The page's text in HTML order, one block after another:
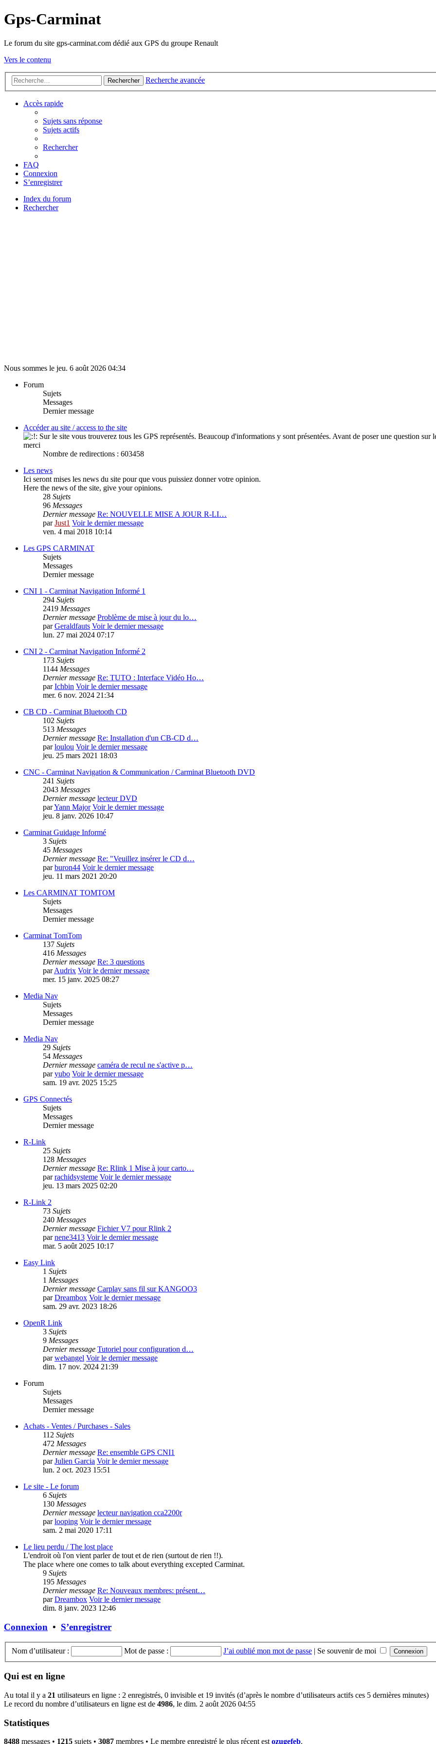
Gps-Carminat
Le forum du site gps-carminat.com dédié aux GPS du groupe Renault
Vers le contenu
Rechercher Recherche avancée
Accès rapide
Sujets sans réponse
Sujets actifs
Rechercher
FAQ
Connexion
S’enregistrer
Index du forum
Rechercher
Nous sommes le jeu. 6 août 2026 04:34
Forum
Sujets
Messages
Dernier message
Accéder au site / access to the site
Sur le site vous trouverez tous les GPS représentés. Beaucoup d'informations y sont présentées. Avant de poser une question sur
merci
Nombre de redirections : 603458
Les news
Ici seront mises les news du site pour que vous puissiez donner votre opinion.
Here the news of the site, give your opinions.
28 Sujets
96 Messages
Dernier message Re: NOUVELLE MISE A JOUR R-LI…
parJust1 Voir le dernier message
ven. 4 mai 2018 10:14
Les GPS CARMINAT
Sujets
Messages
Dernier message
CNI 1 - Carminat Navigation Informé 1
294 Sujets
2419 Messages
Dernier message Problème de mise à jour du lo…
parGeraldfauts Voir le dernier message
lun. 27 mai 2024 07:17
CNI 2 - Carminat Navigation Informé 2
173 Sujets
1144 Messages
Dernier message Re: TUTO : Interface Vidéo Ho…
parIchbin Voir le dernier message
mer. 6 nov. 2024 21:34
CB CD - Carminat Bluetooth CD
102 Sujets
513 Messages
Dernier message Re: Installation d'un CB-CD d…
parloulou Voir le dernier message
jeu. 25 mars 2021 18:03
CNC - Carminat Navigation & Communication / Carminat Bluetooth DVD
241 Sujets
2043 Messages
Dernier message lecteur DVD
parYann Major Voir le dernier message
jeu. 8 janv. 2026 10:47
Carminat Guidage Informé
3 Sujets
45 Messages
Dernier message Re: "Veuillez insérer le CD d…
parburon44 Voir le dernier message
jeu. 11 mars 2021 20:20
Les CARMINAT TOMTOM
Sujets
Messages
Dernier message
Carminat TomTom
137 Sujets
416 Messages
Dernier message Re: 3 questions
parAudrix Voir le dernier message
mer. 15 janv. 2025 08:27
Media Nav
Sujets
Messages
Dernier message
Media Nav
29 Sujets
54 Messages
Dernier message caméra de recul ne s'active p…
paryubo Voir le dernier message
sam. 19 avr. 2025 15:25
GPS Connectés
Sujets
Messages
Dernier message
R-Link
25 Sujets
128 Messages
Dernier message Re: Rlink 1 Mise à jour carto…
parrachidsysteme Voir le dernier message
jeu. 13 mars 2025 02:20
R-Link 2
73 Sujets
240 Messages
Dernier message Fichier V7 pour Rlink 2
parnene3413 Voir le dernier message
mar. 5 août 2025 10:17
Easy Link
1 Sujets
1 Messages
Dernier message Carplay sans fil sur KANGOO3
parDreambox Voir le dernier message
sam. 29 avr. 2023 18:26
OpenR Link
3 Sujets
9 Messages
Dernier message Tutoriel pour configuration d…
parwebangel Voir le dernier message
dim. 17 nov. 2024 21:39
Forum
Sujets
Messages
Dernier message
Achats - Ventes / Purchases - Sales
112 Sujets
472 Messages
Dernier message Re: ensemble GPS CNI1
parJulien Garcia Voir le dernier message
lun. 2 oct. 2023 15:51
Le site - Le forum
6 Sujets
130 Messages
Dernier message lecteur navigation cca2200r
parlooping Voir le dernier message
sam. 2 mai 2020 17:11
Le lieu perdu / The lost place
L'endroit où l'on vient parler de tout et de rien (surtout de rien !!).
The place where one comes to talk about everything excepted Carminat.
9 Sujets
195 Messages
Dernier message Re: Nouveaux membres: présent…
parDreambox Voir le dernier message
dim. 8 janv. 2023 12:46
Connexion • S’enregistrer
Nom d’utilisateur : Mot de passe : J’ai oublié mon mot de passe | Se souvenir de moi
Qui est en ligne
Au total il y a 21 utilisateurs en ligne : 2 enregistrés, 0 invisible et 19 invités (d’après le nombre d’utilisateurs actifs ces 5 dernières minutes)
Le record du nombre d’utilisateurs en ligne est de 4986, le dim. 2 août 2026 04:55
Statistiques
8488 messages • 1215 sujets • 3087 membres • Le membre enregistré le plus récent est ozugefeb.